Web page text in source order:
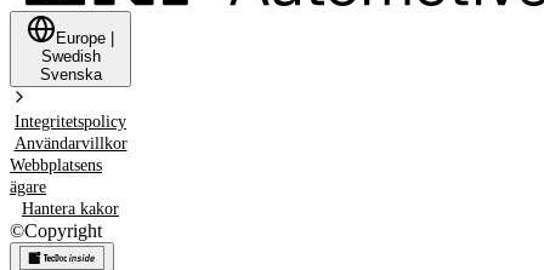
Europe
Swedish
Svenska
Integritetspolicy
Användarvillkor
Webbplatsens
ägare
Hantera kakor
©Copyright